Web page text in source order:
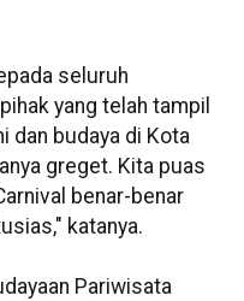
seluruh
yang telah tampil
dan budaya di Kota
greget. Kita puas
benar-benar
katanya.
Pariwisata